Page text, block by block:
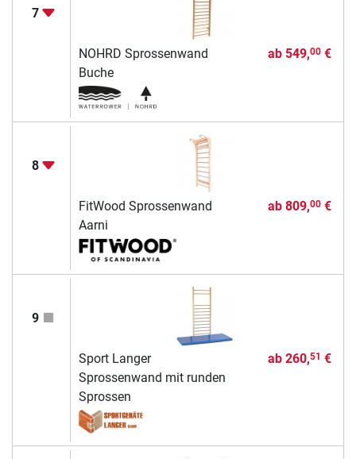
7
NOHRD Sprossenwand
Buche
ab 549,00€
8
FitWood Sprossenwand
Aarni
ab 809,00€
9
Sport Langer
Sprossenwand mit runden
Sprossen
ab 260,51 €